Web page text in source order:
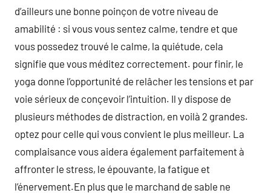
d’ailleurs une bonne poinçon de votre niveau de
amabilité : si vous vous sentez calme, tendre et que
vous possedez trouvé le calme, la quiétude, cela
signifie que vous méditez correctement. pour finir, le
yoga donne l’opportunité de relâcher les tensions et par
voie sérieux de conçevoir l’intuition. Il y dispose de
plusieurs méthodes de distraction, en voilà 2 grandes.
optez pour celle qui vous convient le plus meilleur. La
complaisance vous aidera également parfaitement à
affronter le stress, le épouvante, la fatigue et
l’énervement.En plus que le marchand de sable ne